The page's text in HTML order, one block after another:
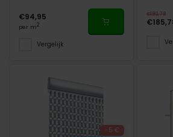
€94,95
per m2
Vergelijk
€190,78
-5 €